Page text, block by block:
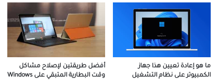
ما هو إعادة تعيين هذا جهاز
الكمبيوتر على نظام التشغيل
أفضل طريقتين لإصلاح مشاكل
وقت البطارية المتبقي على Windows